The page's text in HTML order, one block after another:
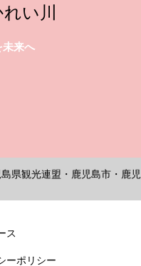
未来へ
県観光連盟・鹿児島市・鹿児
ス
ーポリシー